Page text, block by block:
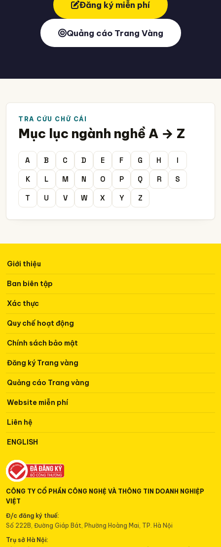
Đăng ký miễn phí
Quảng cáo Trang Vàng
TRA CỨU CHỮ CÁI
Mục lục ngành nghề A → Z
A B C D E F G H
I
K
L M N O P Q R
S
T
U V W X Y Z
Giới thiệu
Ban biên tập
Xác thực
Quy chế hoạt động
Chính sách bảo mật
Đăng ký Trang vàng
Quảng cáo Trang vàng
Website miễn phí
Liên hệ
ENGLISH
CÔNG TY CỔ PHẦN CÔNG NGHỆ VÀ THÔNG TIN DOANH NGHIỆP
VIỆT
Đ/c đăng ký thuế:
Số 222B, Đường Giáp Bát, Phường Hoàng Mai, TP. Hà Nội
Trụ sở Hà Nội:
0934 498 168